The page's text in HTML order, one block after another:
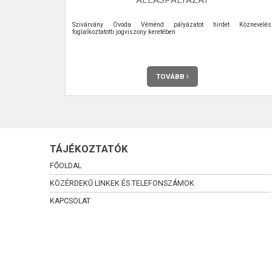
Szivárvány Óvoda Véménd pályázatot hirdet Köznevelési
foglalkoztatotti jogviszony keretében
TOVÁBB
TÁJÉKOZTATÓK
FŐOLDAL
KÖZÉRDEKŰ LINKEK ÉS TELEFONSZÁMOK
KAPCSOLAT